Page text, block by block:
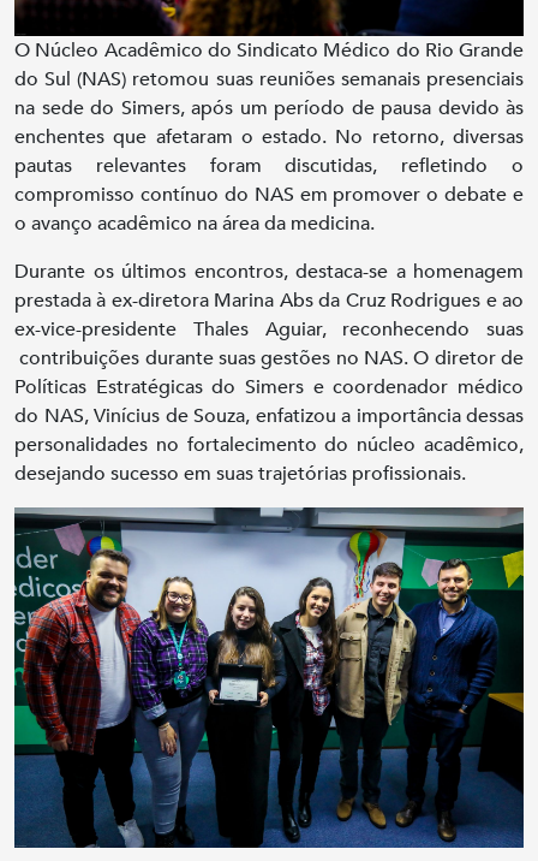
O Núcleo Acadêmico do Sindicato Médico do Rio Grande
do Sul (NAS) retomou suas reuniões semanais presenciais
na sede do Simers, após um período de pausa devido às
enchentes que afetaram o estado. No retorno, diversas
pautas relevantes foram discutidas, refletindo o
compromisso contínuo do NAS em promover o debate e
o avanço acadêmico na área da medicina.
Durante os últimos encontros, destaca-se a homenagem
prestada à ex-diretora Marina Abs da Cruz Rodrigues e ao
ex-vice-presidente Thales Aguiar, reconhecendo suas
contribuições durante suas gestões no NAS. O diretor de
Políticas Estratégicas do Simers e coordenador médico
do NAS, Vinícius de Souza, enfatizou a importância dessas
personalidades no fortalecimento do núcleo acadêmico,
desejando sucesso em suas trajetórias profissionais.